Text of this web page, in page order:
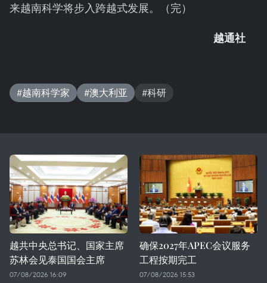
来越南科学将步入跨越式发展。（完）
越通社
#越南科学家 #澳大利亚 #科研
越共中央总书记、国家主席
苏林会见泰国国会主席
07/08/2026 16:09
确保2027年APEC会议服务
工程按期完工
07/08/2026 15:53